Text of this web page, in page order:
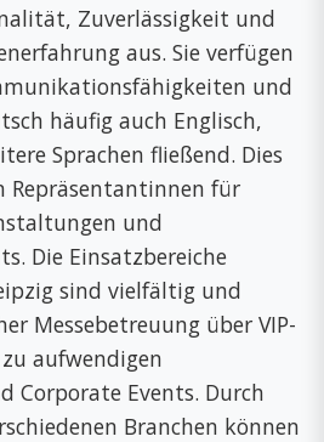
Zuverlässigkeit und
aus. Sie verfügen
und
häufig auch Englisch,
Sprachen fließend. Dies
Repräsentantinnen für
und
Die Einsatzbereiche
sind vielfältig und
Messebetreuung über VIP-
aufwendigen
Corporate Events. Durch
Branchen können